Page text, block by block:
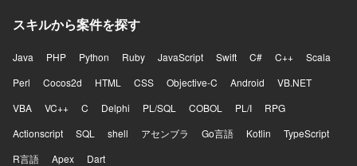
スキルから案件を探す
Java PHP Python Ruby JavaScript Swift C# C++
Scala
Perl
Cocos2d HTML CSS Objective-C Android
VB.NET
VBA
VC++ C Delphi PL/SQL COBOL PL/I
RPG
Actionscript
SQL shell アセンブラ Go言語 Kotlin
TypeScript
R言語
Apex Dart